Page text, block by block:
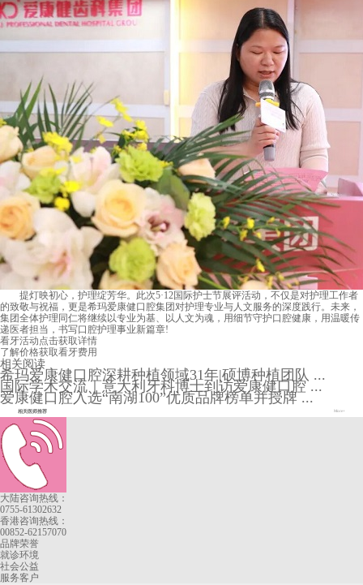
提灯映初心，护理绽芳华。此次5·12国际护士节展评活动，不仅是对护理工作者
的致敬与祝福，更是希玛爱康健口腔集团对护理专业与人文服务的深度践行。未来，
集团全体护理同仁将继续以专业为基、以人文为魂，用细节守护口腔健康，用温暖传
递医者担当，书写口腔护理事业新篇章!
看牙活动点击获取详情
了解价格获取看牙费用
相关阅读
希玛爱康健口腔深耕种植领域31年|硕博种植团队 ...
国际学术交流｜意大利牙科博士到访爱康健口腔 ...
爱康健口腔入选“南湖100”优质品牌榜单并授牌 ...
相关医师推荐 More+
大陆咨询热线：
0755-61302632
香港咨询热线：
00852-62157070
品牌荣誉
就诊环境
社会公益
服务客户